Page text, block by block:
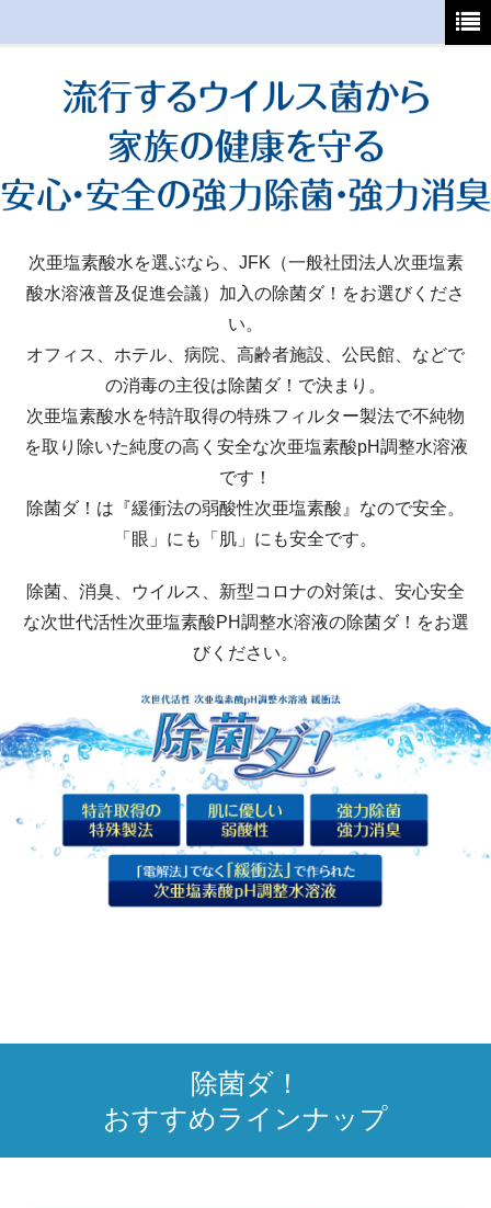
ホーム
支払・送料について
よくあるご質問
特定商取引法
カート
マイページ
次亜塩素酸水を選ぶなら、JFK（一般社団法人次亜塩素
酸水溶液普及促進会議）加入の除菌ダ！をお選びくださ
い。
オフィス、ホテル、病院、高齢者施設、公民館、などで
の消毒の主役は除菌ダ！で決まり。
次亜塩素酸水を特許取得の特殊フィルター製法で不純物
を取り除いた純度の高く安全な次亜塩素酸pH調整水溶液
です！
除菌ダ！は『緩衝法の弱酸性次亜塩素酸』なので安全。
「眼」にも「肌」にも安全です。
除菌、消臭、ウイルス、新型コロナの対策は、安心安全
な次世代活性次亜塩素酸PH調整水溶液の除菌ダ！をお選
びください。
除菌ダ！
おすすめラインナップ